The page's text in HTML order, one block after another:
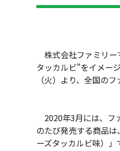
株式会社ファミリー
タッカルビ”をイメー
（火）より、全国の
2020年3月には、フ
のたび発売する商品
ーズタッカルビ味）」